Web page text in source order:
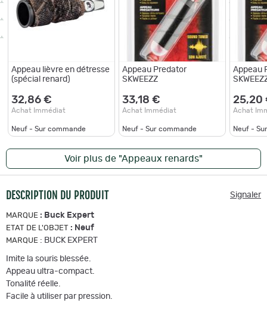
Appeau lièvre en détresse
(spécial renard)
32,86 €
Achat Immédiat
Neuf - Sur commande
Appeau Predator
SKWEEZZ
33,18 €
Achat Immédiat
Neuf - Sur commande
Appeau
25,20
Achat
Neuf -
Voir plus de "Appeaux renards"
DESCRIPTION DU PRODUIT Signaler
MARQUE : Buck Expert
ETAT DE L'OBJET : Neuf
MARQUE : BUCK EXPERT
Imite la souris blessée.
Appeau ultra-compact.
Tonalité réelle.
Facile à utiliser par pression.